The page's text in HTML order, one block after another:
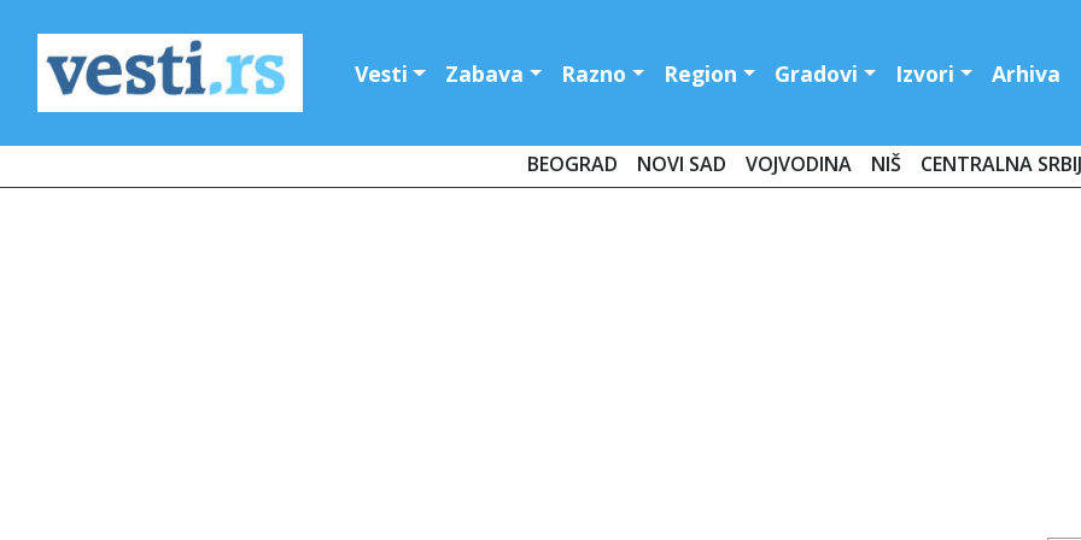
Vesti Zabava Razno Region Gradovi Izvori Arhiva
BEOGRAD NOVI SAD VOJVODINA NIŠ CENTRALNA